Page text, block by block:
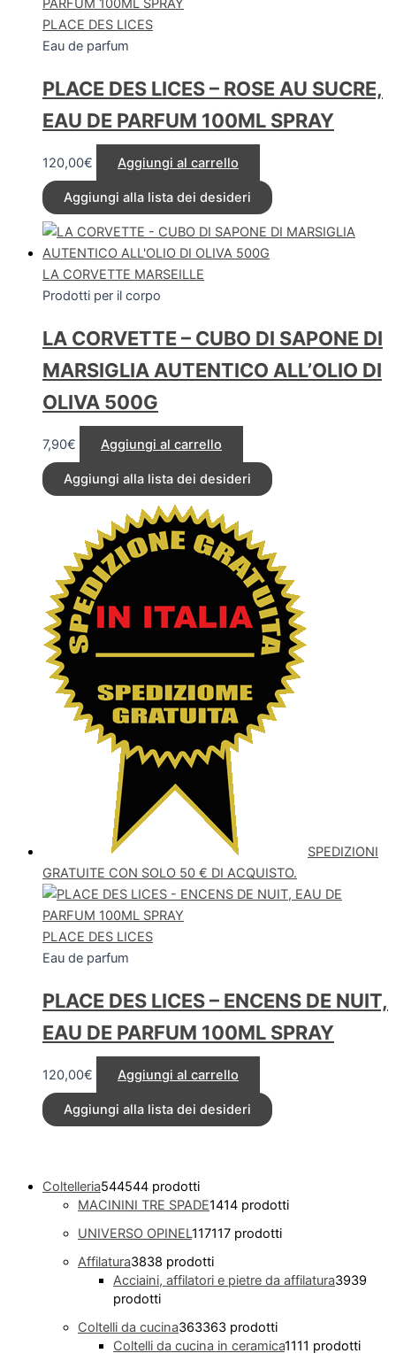
PLACE DES LICES
Eau de parfum
PLACE DES LICES – ROSE AU SUCRE,
EAU DE PARFUM 100ML SPRAY
120,00€ Aggiungi al carrello
Aggiungi alla lista dei desideri
LA CORVETTE MARSEILLE
Prodotti per il corpo
LA CORVETTE – CUBO DI SAPONE DI
MARSIGLIA AUTENTICO ALL’OLIO DI
OLIVA 500G
7,90€ Aggiungi al carrello
Aggiungi alla lista dei desideri
SPEDIZIONI
GRATUITE CON SOLO 50 € DI ACQUISTO.
PLACE DES LICES
Eau de parfum
PLACE DES LICES – ENCENS DE NUIT,
EAU DE PARFUM 100ML SPRAY
120,00€ Aggiungi al carrello
Aggiungi alla lista dei desideri
Coltelleria544544 prodotti
MACININI TRE SPADE1414 prodotti
UNIVERSO OPINEL117117 prodotti
Affilatura3838 prodotti
Acciaini, affilatori e pietre da affilatura3939
prodotti
Coltelli da cucina363363 prodotti
Coltelli da cucina in ceramica1111 prodotti